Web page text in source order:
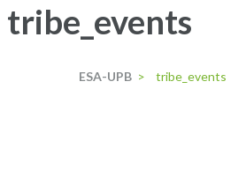
tribe_events
ESA-UPB > tribe_events